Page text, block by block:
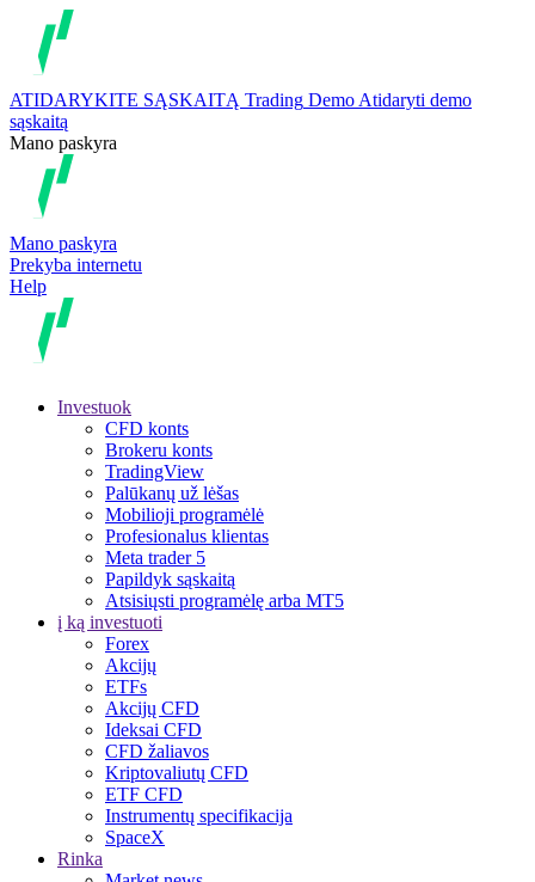
ATIDARYKITE SĄSKAITĄ Trading Demo Atidaryti demo
sąskaitą
Mano paskyra
Mano paskyra
Prekyba internetu
Help
Investuok
CFD konts
Brokeru konts
TradingView
Palūkanų už lėšas
Mobilioji programėlė
Profesionalus klientas
Meta trader 5
Papildyk sąskaitą
Atsisiųsti programėlę arba MT5
į ką investuoti
Forex
Akcijų
ETFs
Akcijų CFD
Ideksai CFD
CFD žaliavos
Kriptovaliutų CFD
ETF CFD
Instrumentų specifikacija
SpaceX
Rinka